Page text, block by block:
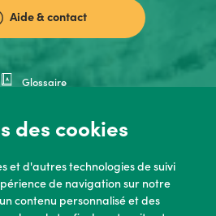
des cookies
et d'autres technologies de suivi
de navigation sur notre
contenu personnalisé et des
Aide & contact
Glossaire
de bonne conduite
Open Data
Documentation